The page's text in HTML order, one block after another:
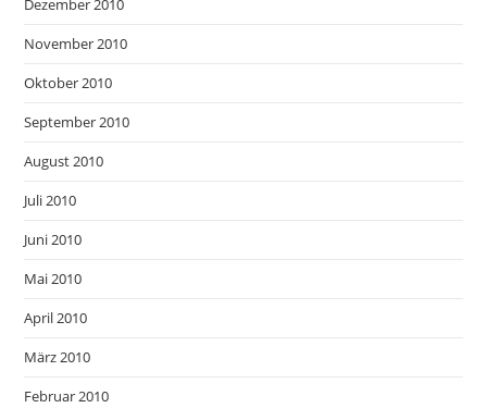
Dezember 2010
November 2010
Oktober 2010
September 2010
August 2010
Juli 2010
Juni 2010
Mai 2010
April 2010
März 2010
Februar 2010